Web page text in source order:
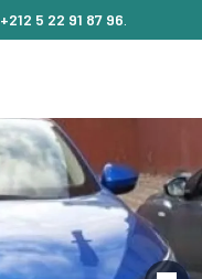
+212 5 22 91 87 96